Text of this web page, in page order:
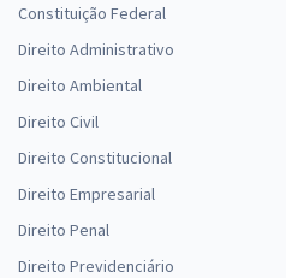
Constituição Federal
Direito Administrativo
Direito Ambiental
Direito Civil
Direito Constitucional
Direito Empresarial
Direito Penal
Direito Previdenciário